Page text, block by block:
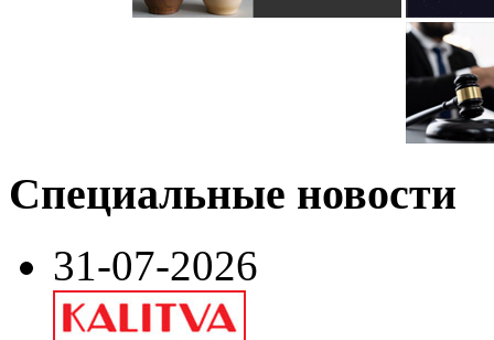
Специальные новости
31-07-2026